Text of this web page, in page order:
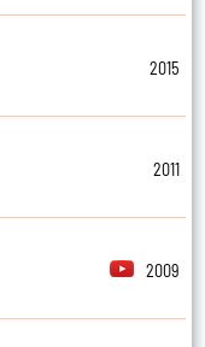
2015
2011
2009